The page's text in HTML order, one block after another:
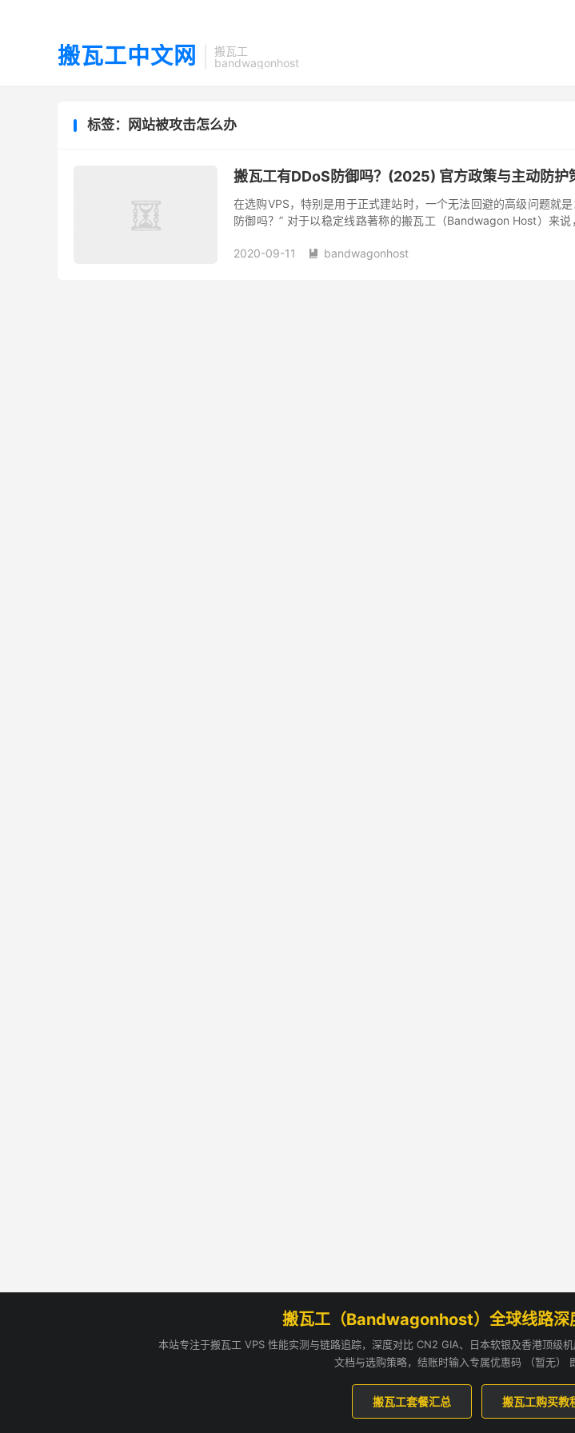
搬瓦工中文网
搬瓦工
bandwagonhost
标签：网站被攻击怎么办
搬瓦工有DDoS防御吗？(2025) 官方政策与主动防护
在选购VPS，特别是用于正式建站时，一个无法回避的高级问题就
防御吗？” 对于以稳定线路著称的搬瓦工（Bandwagon Host）来说
2020-09-11  bandwagonhost
搬瓦工（Bandwagonhost）全球线路深
本站专注于搬瓦工 VPS 性能实测与链路追踪，深度对比 CN2 GIA、日本软银及香港顶级
文档与选购策略，结账时输入专属优惠码 （暂无）
搬瓦工套餐汇总 搬瓦工购买教